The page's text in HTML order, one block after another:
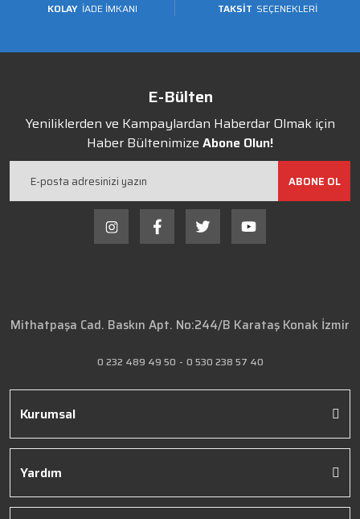
KOLAY İADE İMKANI TAKSİT SEÇENEKLERİ
E-Bülten
Yeniliklerden ve Kampaylardan Haberdar Olmak için
Haber Bültenimize Abone Olun!
ABONE OL
Mithatpaşa Cad. Baskın Apt. No:244/B Karataş Konak İzmir
0 232 489 49 50 - 0 530 238 57 40
Kurumsal
Yardım